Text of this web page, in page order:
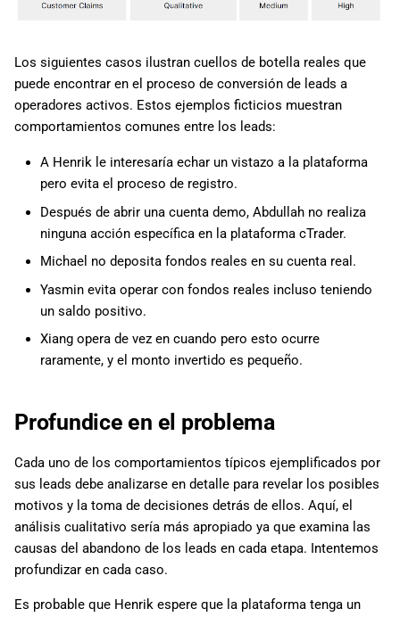
Los siguientes casos ilustran cuellos de botella reales que
puede encontrar en el proceso de conversión de leads a
operadores activos. Estos ejemplos ficticios muestran
comportamientos comunes entre los leads:
A Henrik le interesaría echar un vistazo a la plataforma
pero evita el proceso de registro.
Después de abrir una cuenta demo, Abdullah no realiza
ninguna acción específica en la plataforma cTrader.
Michael no deposita fondos reales en su cuenta real.
Yasmin evita operar con fondos reales incluso teniendo
un saldo positivo.
Xiang opera de vez en cuando pero esto ocurre
raramente, y el monto invertido es pequeño.
Profundice en el problema
Cada uno de los comportamientos típicos ejemplificados por
sus leads debe analizarse en detalle para revelar los posibles
motivos y la toma de decisiones detrás de ellos. Aquí, el
análisis cualitativo sería más apropiado ya que examina las
causas del abandono de los leads en cada etapa. Intentemos
profundizar en cada caso.
Es probable que Henrik espere que la plataforma tenga un